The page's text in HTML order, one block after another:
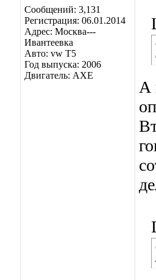
Сообщений: 3,131
Регистрация: 06.01.2014
Адрес: Москва---
Ивантеевка
Авто: vw T5
Год выпуска: 2006
Двигатель: AXE
А